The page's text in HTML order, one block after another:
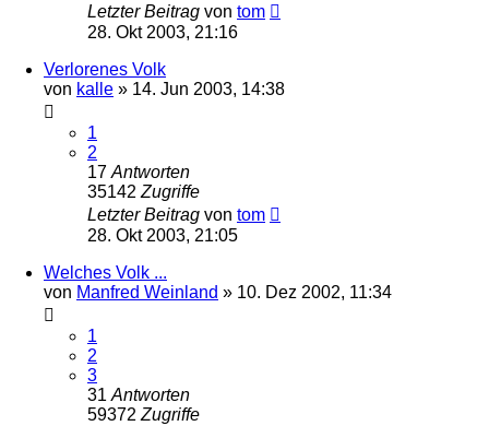
Letzter Beitrag von tom
28. Okt 2003, 21:16
Verlorenes Volk
von kalle » 14. Jun 2003, 14:38
1
2
17 Antworten
35142 Zugriffe
Letzter Beitrag von tom
28. Okt 2003, 21:05
Welches Volk ...
von Manfred Weinland » 10. Dez 2002, 11:34
1
2
3
31 Antworten
59372 Zugriffe